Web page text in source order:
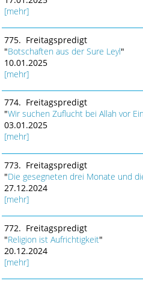
[mehr]
775. Freitagspredigt
"Botschaften aus der Sure Leyl"
10.01.2025
[mehr]
774. Freitagspredigt
"Wir suchen Zuflucht bei Allah vor
03.01.2025
[mehr]
773. Freitagspredigt
"Die gesegneten drei Monate und
27.12.2024
[mehr]
772. Freitagspredigt
"Religion ist Aufrichtigkeit"
20.12.2024
[mehr]